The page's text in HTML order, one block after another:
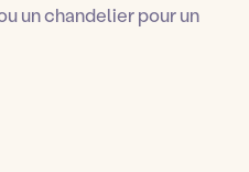
un chandelier pour un